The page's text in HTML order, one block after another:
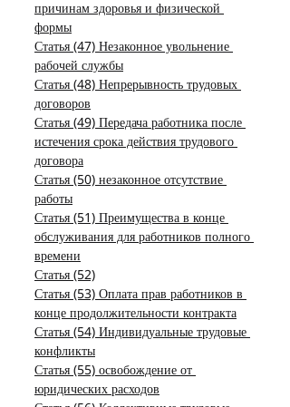
причинам здоровья и физической
формы
Статья (47) Незаконное увольнение
рабочей службы
Статья (48) Непрерывность трудовых
договоров
Статья (49) Передача работника после
истечения срока действия трудового
договора
Статья (50) незаконное отсутствие
работы
Статья (51) Преимущества в конце
обслуживания для работников полного
времени
Статья (52)
Статья (53) Оплата прав работников в
конце продолжительности контракта
Статья (54) Индивидуальные трудовые
конфликты
Статья (55) освобождение от
юридических расходов